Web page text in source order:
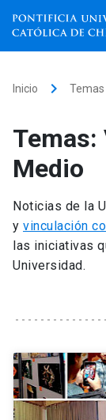
Facultades,
institutos
Investigación
Universidad
Información
Inicio keyboard_arrow_right Temas
Temas:
Medio
Noticias de la
y vinculación
las iniciativas
Universidad.